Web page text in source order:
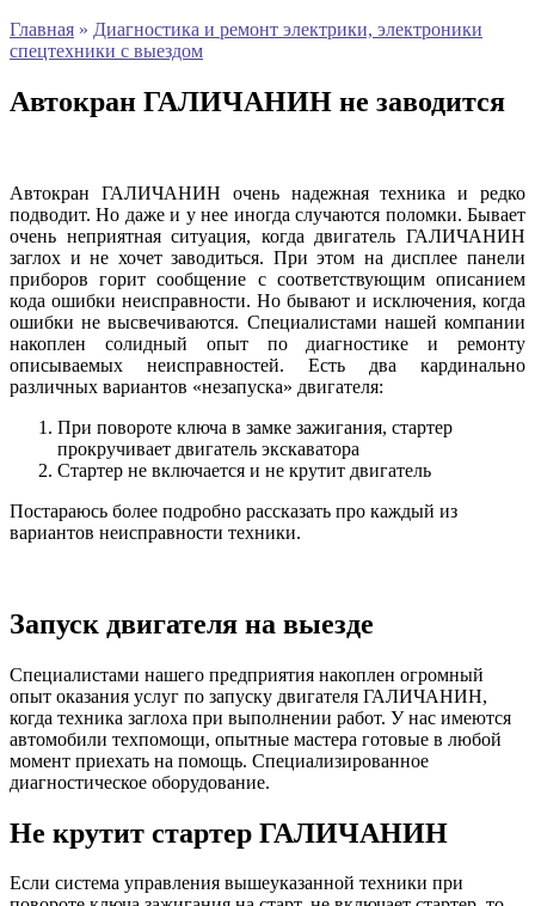
Главная » Диагностика и ремонт электрики, электроники
спецтехники с выездом
Автокран ГАЛИЧАНИН не заводится
Автокран ГАЛИЧАНИН очень надежная техника и редко
подводит. Но даже и у нее иногда случаются поломки. Бывает
очень неприятная ситуация, когда двигатель ГАЛИЧАНИН
заглох и не хочет заводиться. При этом на дисплее панели
приборов горит сообщение с соответствующим описанием
кода ошибки неисправности. Но бывают и исключения, когда
ошибки не высвечиваются. Специалистами нашей компании
накоплен солидный опыт по диагностике и ремонту
описываемых неисправностей. Есть два кардинально
различных вариантов «незапуска» двигателя:
При повороте ключа в замке зажигания, стартер
прокручивает двигатель экскаватора
Стартер не включается и не крутит двигатель
Постараюсь более подробно рассказать про каждый из
вариантов неисправности техники.
Запуск двигателя на выезде
Специалистами нашего предприятия накоплен огромный
опыт оказания услуг по запуску двигателя ГАЛИЧАНИН,
когда техника заглоха при выполнении работ. У нас имеются
автомобили техпомощи, опытные мастера готовые в любой
момент приехать на помощь. Специализированное
диагностическое оборудование.
Не крутит стартер ГАЛИЧАНИН
Если система управления вышеуказанной техники при